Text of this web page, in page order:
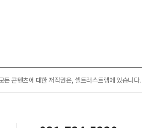
든 콘텐츠에 대한 저작권은, 셀트러스트랩에 있습니